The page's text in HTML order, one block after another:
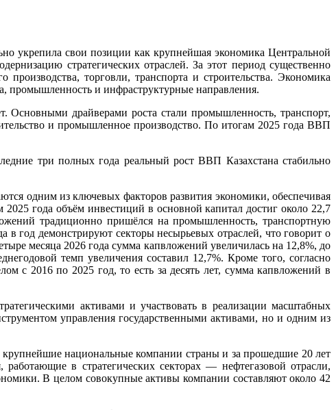
укрепила свои позиции как крупнейшая экономика Центральной
стратегических отраслей. За этот период существенно
торговли, транспорта и строительства. Экономика
промышленность и инфраструктурные направления.
Основными драйверами роста стали промышленность, транспорт,
и промышленное производство. По итогам 2025 года ВВП
три полных года реальный рост ВВП Казахстана стабильно
одним из ключевых факторов развития экономики, обеспечивая
года объём инвестиций в основной капитал достиг около 22,7
традиционно пришёлся на промышленность, транспортную
в год демонстрируют секторы несырьевых отраслей, что говорит о
месяца 2026 года сумма капвложений увеличилась на 12,8%, до
темп увеличения составил 12,7%. Кроме того, согласно
с 2016 по 2025 год, то есть за десять лет, сумма капвложений в
активами и участвовать в реализации масштабных
управления государственными активами, но и одним из
национальные компании страны и за прошедшие 20 лет
в стратегических секторах — нефтегазовой отрасли,
В целом совокупные активы компании составляют около 42